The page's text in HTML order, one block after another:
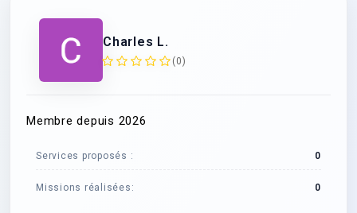
Charles L.
(0)
Membre depuis 2026
Services proposés : 0
Missions réalisées: 0